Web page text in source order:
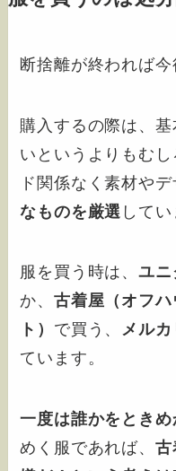
断捨離が終われば今
購入するの際は、
いというよりもむ
ド関係なく素材やデ
なものを厳選 してい
服を買う時は、ユニ
か、古着屋（オフ
ト） で買う、 メルカ
ています。
一度は誰かをとき
めく服であれば、 古